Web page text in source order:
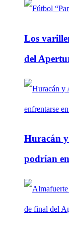
Los
del
Huracán
podrían